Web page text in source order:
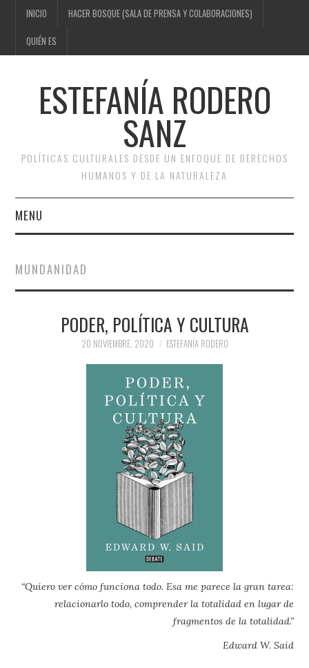
INICIO HACER BOSQUE (SALA DE PRENSA Y COLABORACIONES)
QUIÉN ES
ESTEFANÍA RODERO
SANZ
POLÍTICAS CULTURALES DESDE UN ENFOQUE DE DERECHOS
HUMANOS Y DE LA NATURALEZA
MENU
HACER BOSQUE (SALA DE
PRENSA Y
MUNDANIDAD
PODER, POLÍTICA Y CULTURA
20 NOVIEMBRE, 2020 ESTEFANÍA RODERO
“Quiero ver cómo funciona todo. Esa me parece la gran tarea:
relacionarlo todo, comprender la totalidad en lugar de
fragmentos de la totalidad.”
Edward W. Said